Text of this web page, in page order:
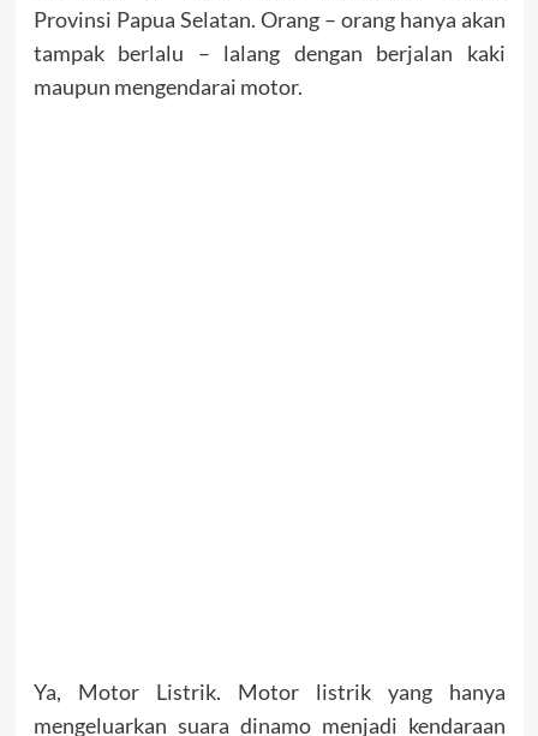
Provinsi Papua Selatan. Orang – orang hanya akan
tampak berlalu – lalang dengan berjalan kaki
maupun mengendarai motor.
Ya, Motor Listrik. Motor listrik yang hanya
mengeluarkan suara dinamo menjadi kendaraan